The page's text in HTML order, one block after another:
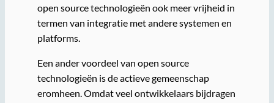
open source technologieën ook meer vrijheid in
termen van integratie met andere systemen en
platforms.
Een ander voordeel van open source
technologieën is de actieve gemeenschap
eromheen. Omdat veel ontwikkelaars bijdragen